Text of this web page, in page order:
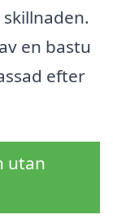
en bastu
efter
utan